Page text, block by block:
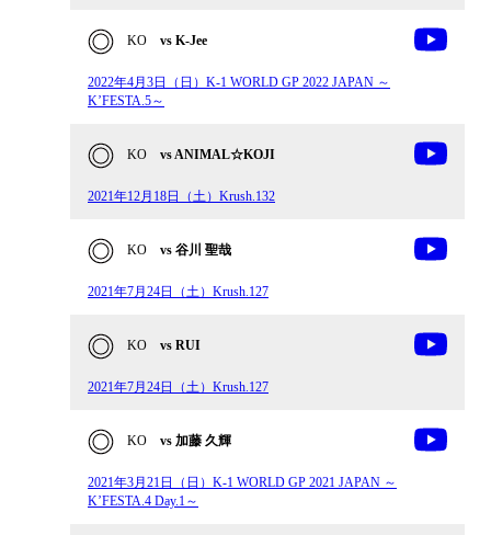
KO vs K-Jee
2022年4月3日（日）K-1 WORLD GP 2022 JAPAN ～
K’FESTA.5～
KO vs ANIMAL☆KOJI
2021年12月18日（土）Krush.132
KO vs 谷川 聖哉
2021年7月24日（土）Krush.127
KO vs RUI
2021年7月24日（土）Krush.127
KO vs 加藤 久輝
2021年3月21日（日）K-1 WORLD GP 2021 JAPAN ～
K’FESTA.4 Day.1～